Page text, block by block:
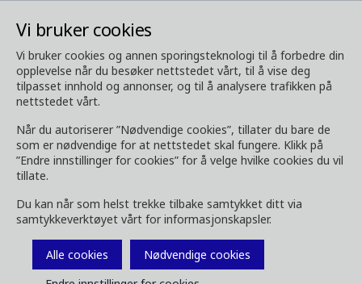
Vi bruker cookies
Vi bruker cookies og annen sporingsteknologi til å forbedre din
opplevelse når du besøker nettstedet vårt, til å vise deg
tilpasset innhold og annonser, og til å analysere trafikken på
nettstedet vårt.
Når du autoriserer ”Nødvendige cookies”, tillater du bare de
som er nødvendige for at nettstedet skal fungere. Klikk på
”Endre innstillinger for cookies” for å velge hvilke cookies du vil
tillate.
Du kan når som helst trekke tilbake samtykket ditt via
samtykkeverktøyet vårt for informasjonskapsler.
Alle cookies
Nødvendige cookies
Media Last ned media
Last ned media
kundemagasin og annet media her. Filtrer på
type eller kategori i menyene under.